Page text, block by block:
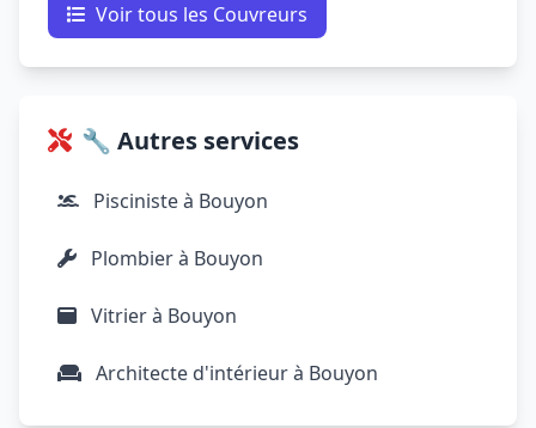
Voir tous les Couvreurs
🔧 Autres services
Pisciniste à Bouyon
Plombier à Bouyon
Vitrier à Bouyon
Architecte d'intérieur à Bouyon